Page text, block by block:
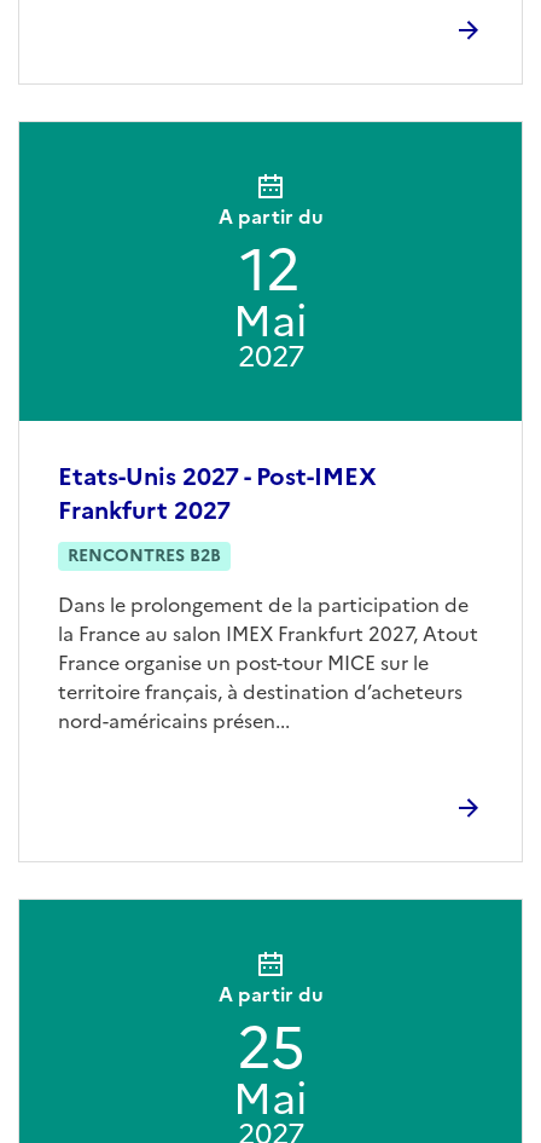
Etats-Unis 2027 - Post-IMEX
Frankfurt 2027
RENCONTRES B2B
Dans le prolongement de la participation de
la France au salon IMEX Frankfurt 2027, Atout
France organise un post-tour MICE sur le
territoire français, à destination d’acheteurs
nord-américains présen...
A partir du
12
Mai
2027
A partir du
25
Mai
2027